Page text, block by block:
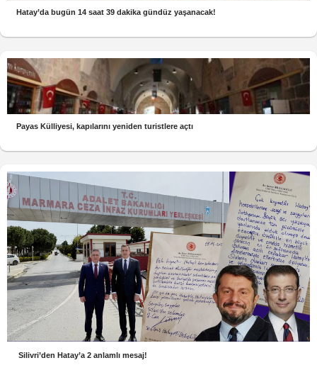
Hatay’da bugün 14 saat 39 dakika gündüz yaşanacak!
Payas Külliyesi, kapılarını yeniden turistlere açtı
Silivri’den Hatay’a 2 anlamlı mesaj!